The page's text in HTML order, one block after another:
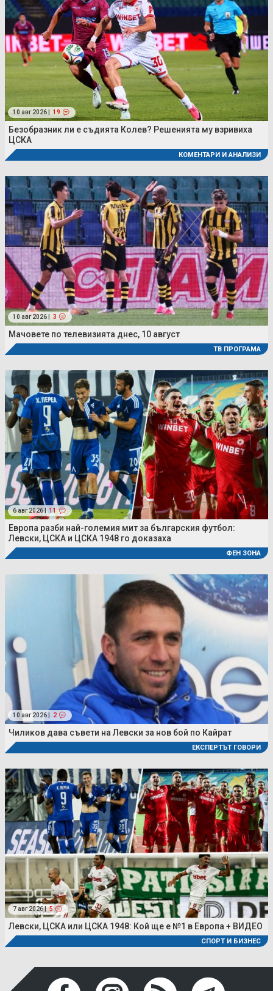
10 авг 2026 | 19
Безобразник ли е съдията Колев? Решенията му взривиха
ЦСКА
КОМЕНТАРИ И АНАЛИЗИ
10 авг 2026 | 3
Мачовете по телевизията днес, 10 август
ТВ ПРОГРАМА
6 авг 2026 | 11
Европа разби най-големия мит за българския футбол:
Левски, ЦСКА и ЦСКА 1948 го доказаха
ФЕН ЗОНА
10 авг 2026 | 2
Чиликов дава съвети на Левски за нов бой по Кайрат
ЕКСПЕРТЪТ ГОВОРИ
7 авг 2026 | 5
Левски, ЦСКА или ЦСКА 1948: Кой ще е №1 в Европа + ВИДЕО
СПОРТ И БИЗНЕС